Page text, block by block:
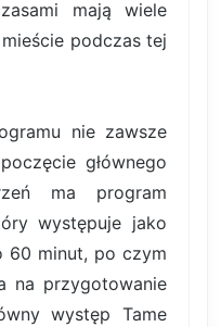
mają wiele
podczas tej
nie zawsze
głównego
ma program
występuje jako
minut, po czym
na przygotowanie
występ Tame